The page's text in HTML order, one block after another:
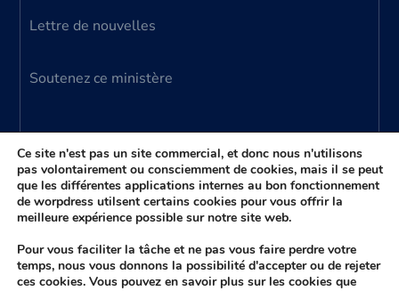
Lettre de nouvelles
Soutenez ce ministère
© 2024 Ministère Parole Vivante – tous droits
réservés
(aussi connu comme Ministère Donato Anzalone)
Ce site n'est pas un site commercial, et donc nous n'utilisons
pas volontairement ou consciemment de cookies, mais il se peut
que les différentes applications internes au bon fonctionnement
de worpdress utilsent certains cookies pour vous offrir la
meilleure expérience possible sur notre site web.
Pour vous faciliter la tâche et ne pas vous faire perdre votre
temps, nous vous donnons la possibilité d'accepter ou de rejeter
ces cookies. Vous pouvez en savoir plus sur les cookies que